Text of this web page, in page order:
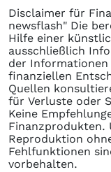
Disclaimer für
newsflash" Die
Hilfe einer
ausschließlich
der
finanziellen
Quellen
für Verluste oder
Keine
Finanzprodukten.
Reproduktion
Fehlfunktionen
vorbehalten.